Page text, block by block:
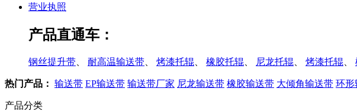
营业执照
产品直通车：
钢丝提升带 耐高温输送带 烤漆托辊 橡胶托辊 尼龙托辊 烤漆托辊
热门产品： 输送带 EP输送带 输送带厂家 尼龙输送带 橡胶输送带 大倾角输送带 环形
产品分类